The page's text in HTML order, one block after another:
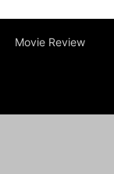
Movie Review